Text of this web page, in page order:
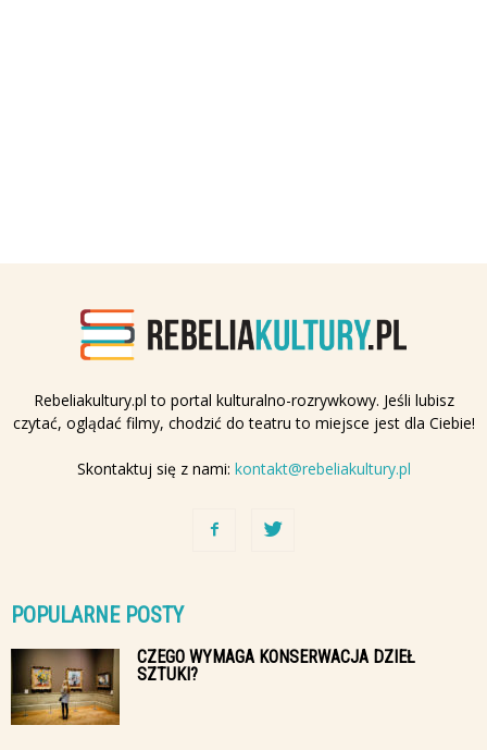
Rebeliakultury.pl to portal kulturalno-rozrywkowy. Jeśli lubisz
czytać, oglądać filmy, chodzić do teatru to miejsce jest dla Ciebie!
Skontaktuj się z nami: kontakt@rebeliakultury.pl
POPULARNE POSTY
CZEGO WYMAGA KONSERWACJA DZIEŁ
SZTUKI?